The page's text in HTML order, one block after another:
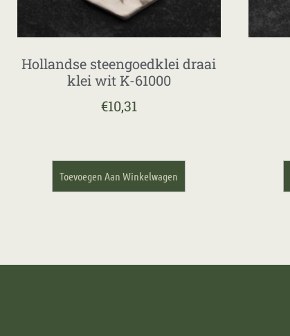
Hollandse steengoedklei draai
klei wit K-61000
€10,31
Toevoegen Aan Winkelwagen